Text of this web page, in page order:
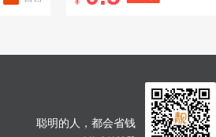
聪明的人，都会省钱